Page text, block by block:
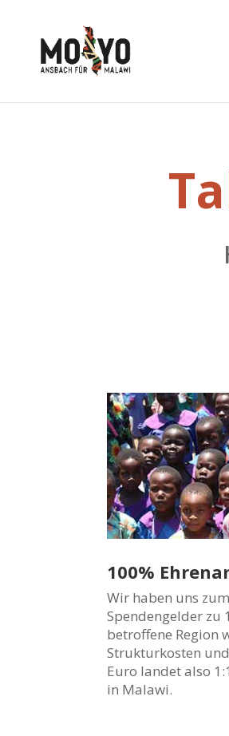
100%
Wir haben uns
Spendengelder zu
betroffene Region
Strukturkosten
Euro landet also
in Malawi.